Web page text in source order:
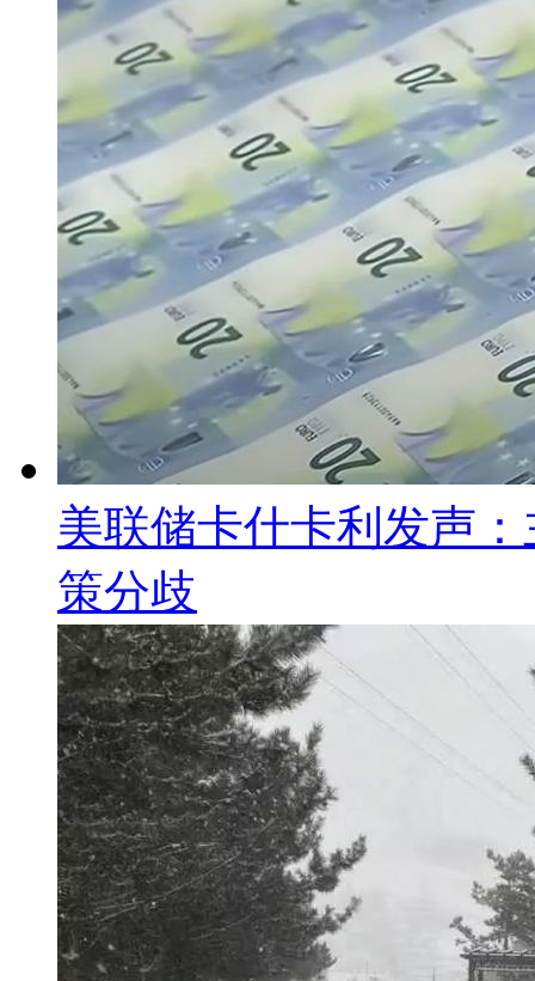
美联储卡什卡利发声
策分歧